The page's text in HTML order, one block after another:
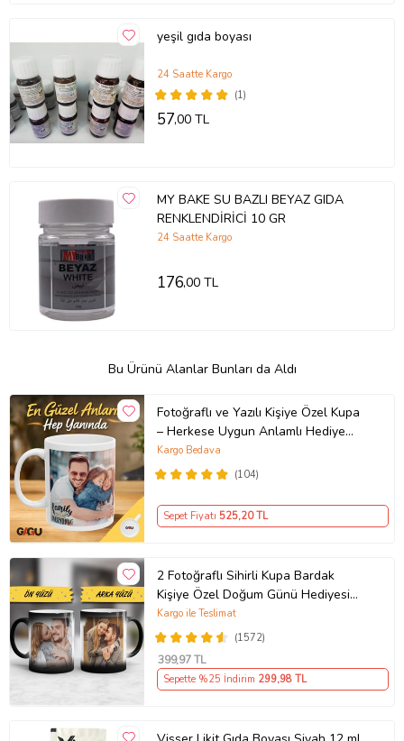
yeşil gıda boyası
(1)
24 Saatte Kargo
57,00 TL
MY BAKE SU BAZLI BEYAZ GIDA
RENKLENDİRİCİ 10 GR
24 Saatte Kargo
176,00 TL
Bu Ürünü Alanlar Bunları da Aldı
Fotoğraflı ve Yazılı Kişiye Özel Kupa
– Herkese Uygun Anlamlı Hediye
Porselen Baskılı Kupa (Beyaz)
(104)
Kargo Bedava
Sepet Fiyatı 525,20 TL
2 Fotoğraflı Sihirli Kupa Bardak
Kişiye Özel Doğum Günü Hediyesi
Sevgiliye Hediye Anneye Babaya
Ablaya Abiye Kız Erkek Kardeşe
Arkadaşa Resimli Günü Yıl Dönümü
Hediyesi
(1572)
Kargo ile Teslimat
399,97 TL
Sepette %25 İndirim 299,98 TL